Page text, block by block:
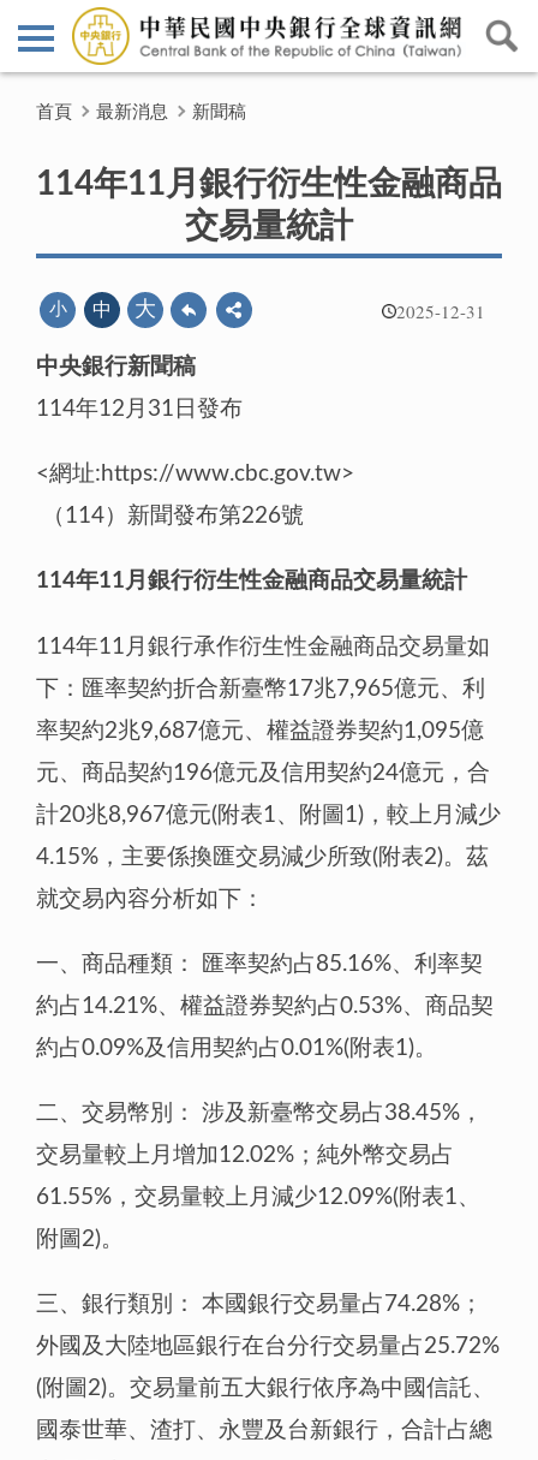
首頁 最新消息 新聞稿
114年11月銀行衍生性金融商品
交易量統計
2025-12-31
小 中 大
中央銀行新聞稿
114年12月31日發布
<網址:https://www.cbc.gov.tw>
（114）新聞發布第226號
114年11月銀行衍生性金融商品交易量統計
114年11月銀行承作衍生性金融商品交易量如
下：匯率契約折合新臺幣17兆7,965億元、利
率契約2兆9,687億元、權益證券契約1,095億
元、商品契約196億元及信用契約24億元，合
計20兆8,967億元(附表1、附圖1)，較上月減少
4.15%，主要係換匯交易減少所致(附表2)。茲
就交易內容分析如下：
一、商品種類：
匯率契約占85.16%、利率契
約占14.21%、權益證券契約占0.53%、商品契
約占0.09%及信用契約占0.01%(附表1)。
二、交易幣別：
涉及新臺幣交易占38.45%，
交易量較上月增加12.02%；純外幣交易占
61.55%，交易量較上月減少12.09%(附表1、
附圖2)。
三、銀行類別：
本國銀行交易量占74.28%；
外國及大陸地區銀行在台分行交易量占25.72%
(附圖2)。交易量前五大銀行依序為中國信託、
國泰世華、渣打、永豐及台新銀行，合計占總